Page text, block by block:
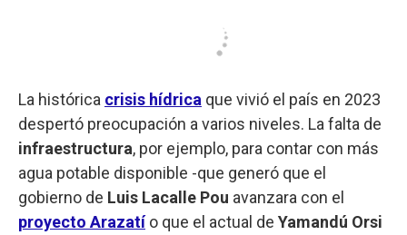
La histórica crisis hídrica que vivió el país en 2023
despertó preocupación a varios niveles. La falta de
infraestructura, por ejemplo, para contar con más
agua potable disponible -que generó que el
gobierno de Luis Lacalle Pou avanzara con el
proyecto Arazatí o que el actual de Yamandú Orsi